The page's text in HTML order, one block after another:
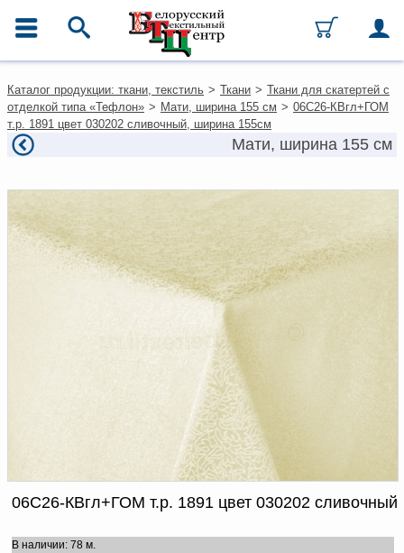
Каталог
Ткани
Домашний текстиль
Одежда
Текстиль для ресторанов и
гостиниц
Текстильная галантерея и
фурнитура
Условия работы
Письмо руководителю
Вопросы и ответы
Каталог продукции: ткани, текстиль > Ткани > Ткани для скатертей с
отделкой типа «Тефлон» > Мати, ширина 155 см > 06С26-КВгл+ГОМ
т.р. 1891 цвет 030202 сливочный, ширина 155см
Мати, ширина 155 см
06С26-КВгл+ГОМ т.р. 1891 цвет 030202 сливочный
В наличии: 78 м.
в